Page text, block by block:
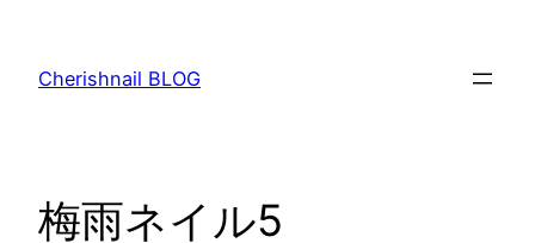
Cherishnail BLOG
梅雨ネイル5